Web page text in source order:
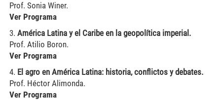
Prof. Sonia Winer.
Ver Programa
3. América Latina y el Caribe en la geopolítica imperial.
Prof. Atilio Boron.
Ver Programa
4. El agro en América Latina: historia, conflictos y debates.
Prof. Héctor Alimonda.
Ver Programa